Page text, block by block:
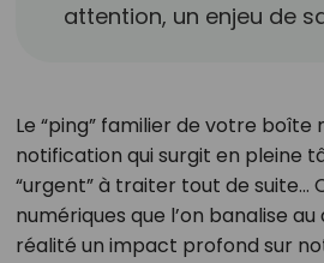
attention, un enjeu de
Le “ping” familier de votre boîte
notification qui surgit en pleine
“urgent” à traiter tout de suite…
numériques que l’on banalise
réalité un impact profond sur